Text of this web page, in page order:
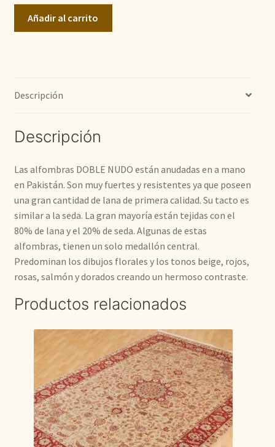
Añadir al carrito
Descripción
Descripción
Las alfombras DOBLE NUDO están anudadas en a mano
en Pakistán. Son muy fuertes y resistentes ya que poseen
una gran cantidad de lana de primera calidad. Su tacto es
similar a la seda. La gran mayoría están tejidas con el
80% de lana y el 20% de seda. Algunas de estas
alfombras, tienen un solo medallón central.
Predominan los dibujos florales y los tonos beige, rojos,
rosas, salmón y dorados creando un hermoso contraste.
Productos relacionados